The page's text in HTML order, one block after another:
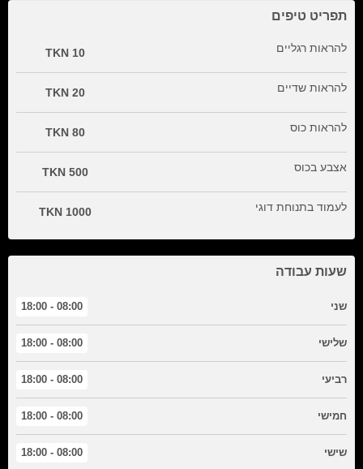
תפריט טיפים
להראות רגליים 10 TKN
להראות שדיים 20 TKN
להראות כוס 80 TKN
אצבע בכוס 500 TKN
לעמוד בתנוחת דוגי 1000 TKN
שעות עבודה
שני 08:00 - 18:00
שלישי 08:00 - 18:00
רביעי 08:00 - 18:00
חמישי 08:00 - 18:00
שישי 08:00 - 18:00